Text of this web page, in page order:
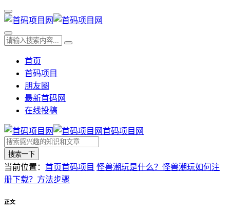
首页
首码项目
朋友圈
最新首码网
在线投稿
首码项目网
搜索一下
当前位置： 首页首码项目 怪兽潮玩是什么？怪兽潮玩如何注
册下载？方法步骤
正文